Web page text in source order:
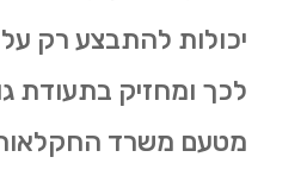
יכולות להתבצע רק
לכך ומחזיק בתעודת
מטעם משרד